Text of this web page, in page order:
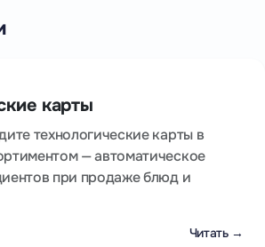
карты
технологические карты в
— автоматическое
при продаже блюд и
Читать →